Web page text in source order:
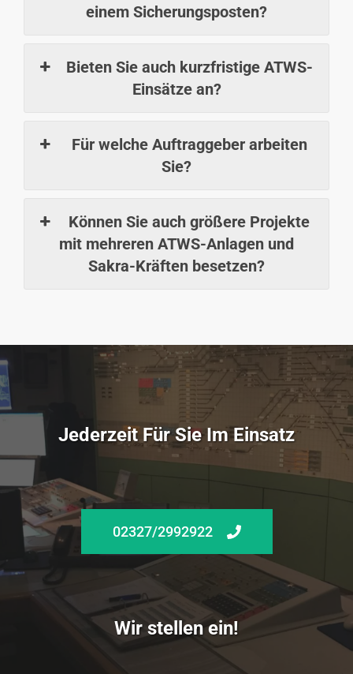
einem Sicherungsposten?
Bieten Sie auch kurzfristige ATWS-
Einsätze an?
Für welche Auftraggeber arbeiten
Sie?
Können Sie auch größere Projekte
mit mehreren ATWS-Anlagen und
Sakra-Kräften besetzen?
Jederzeit Für Sie Im Einsatz
02327/2992922
Wir stellen ein!